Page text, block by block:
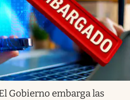
Gobierno embarga las